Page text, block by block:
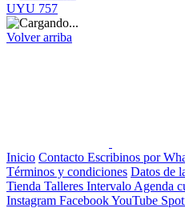
UYU 757
Volver arriba
Inicio Contacto Escribinos por
Términos y condiciones Datos de
Tienda Talleres Intervalo Agenda
Instagram FacebookYouTube